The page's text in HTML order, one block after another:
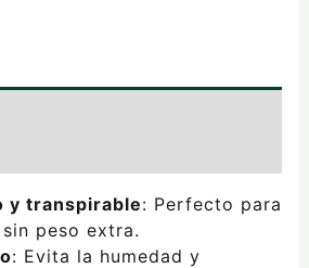
y transpirable: Perfecto para
peso extra.
: Evita la humedad y